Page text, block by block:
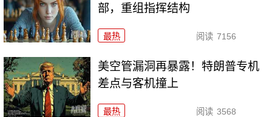
部，重组指挥结构
最热 阅读 7156
美空管漏洞再暴露！特朗普专机
差点与客机撞上
最热 阅读 3568